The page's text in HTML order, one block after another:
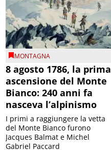
MONTAGNA
8 agosto 1786, la prima
ascensione del Monte
Bianco: 240 anni fa
nasceva l’alpinismo
I primi a raggiungere la vetta
del Monte Bianco furono
Jacques Balmat e Michel
Gabriel Paccard